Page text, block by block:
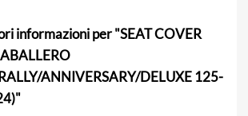
informazioni per "SEAT COVER
ANNIVERSARY/DELUXE 125-